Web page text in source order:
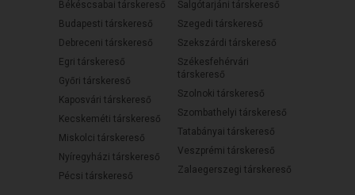
Békéscsabai társkereső
Budapesti társkereső
Debreceni társkereső
Egri társkereső
Győri társkereső
Kaposvári társkereső
Kecskeméti társkereső
Miskolci társkereső
Nyíregyházi társkereső
Pécsi társkereső
Salgótarjáni társkereső
Szegedi társkereső
Szekszárdi társkereső
Székesfehérvári
társkereső
Szolnoki társkereső
Szombathelyi társkereső
Tatabányai társkereső
Veszprémi társkereső
Zalaegerszegi társkereső